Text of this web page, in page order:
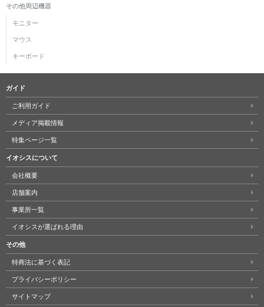
その他周辺機器
モニター
マウス
キーボード
ガイド
ご利用ガイド
メディア掲載情報
特集ページ一覧
イオシスについて
会社概要
店舗案内
事業所一覧
イオシスが選ばれる理由
その他
特商法に基づく表記
プライバシーポリシー
サイトマップ